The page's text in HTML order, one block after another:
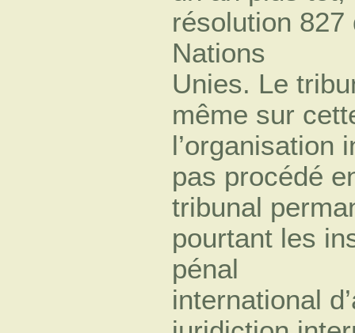
résolution
Nations
Unies. Le
même sur
l’organisation
pas procédé
tribunal
pourtant les
pénal
international